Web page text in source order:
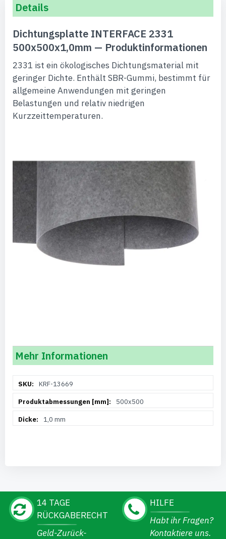
Details
Dichtungsplatte INTERFACE 2331
500x500x1,0mm — Produktinformationen
2331 ist ein ökologisches Dichtungsmaterial mit
geringer Dichte. Enthält SBR-Gummi, bestimmt für
allgemeine Anwendungen mit geringen
Belastungen und relativ niedrigen
Kurzzeittemperaturen.
Mehr Informationen
InformationenKRF-13669
500x500
1,0 mm
14 TAGE
RÜCKGABERECHT
Geld-Zurück-
HILFE
Habt ihr Fragen?
Kontaktiere uns.